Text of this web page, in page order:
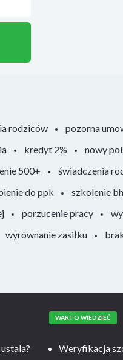
rodziców pozorna
kredyt 2% nowy
500+ świadczenia
do ppk szkolenie
porzucenie pracy
wyrównanie zasiłku
WARTO WIEDZIEĆ
Weryfikacja